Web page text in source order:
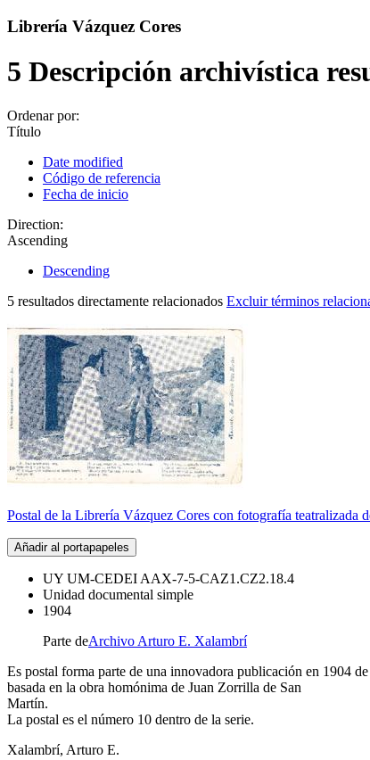
Librería Vázquez Cores
5 Descripción archivística
Ordenar por:
Título
Date modified
Código de referencia
Fecha de inicio
Direction:
Ascending
Descending
5 resultados directamente relacionados Excluir términos
Postal de la Librería Vázquez Cores con fotografía teatralizada
Añadir al portapapeles
UY UM-CEDEI AAX-7-5-CAZ1.CZ2.18.4
Unidad documental simple
1904
Parte deArchivo Arturo E. Xalambrí
Es postal forma parte de una innovadora publicación en 1904
basada en la obra homónima de Juan Zorrilla de San
Martín.
La postal es el número 10 dentro de la serie.
Xalambrí, Arturo E.